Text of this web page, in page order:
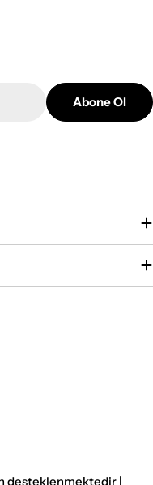
Abone Ol
desteklenmektedir |